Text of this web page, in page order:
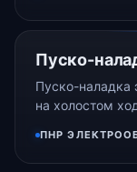
Пуско-
Пуско-наладка
на холостом
ПНР